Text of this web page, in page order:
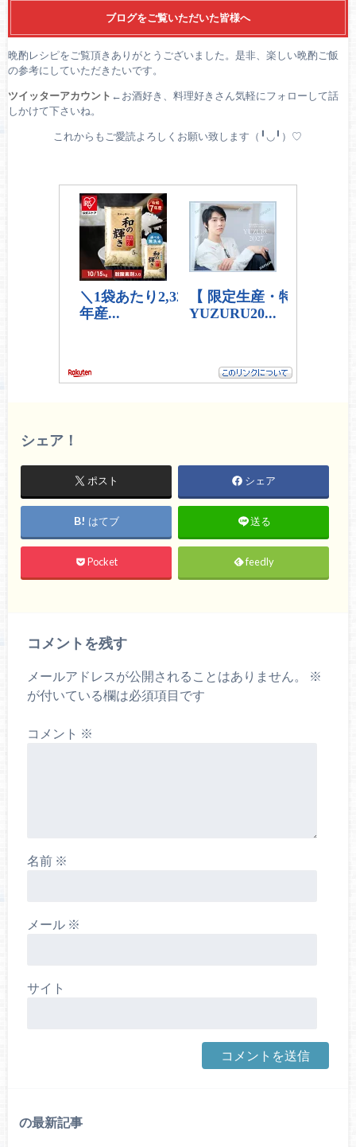
ブログをご覧いただいた皆様へ
晩酌レシピをご覧頂きありがとうございました。是非、楽しい晩酌ご飯
の参考にしていただきたいです。
ツイッターアカウント ←お酒好き、料理好きさん気軽にフォローして話
しかけて下さいね。
これからもご愛読よろしくお願い致します（╹◡╹）♡
シェア！
ポスト シェア
はてブ 送る
Pocket feedly
コメントを残す
メールアドレスが公開されることはありません。
※
が付いている欄は必須項目です
コメント ※
名前 ※
メール ※
サイト
の最新記事